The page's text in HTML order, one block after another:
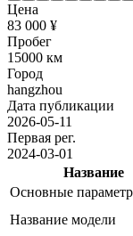
Цена
83 000 ¥
Пробег
15000 км
Город
hangzhou
Дата публикации
2026-05-11
Первая рег.
2024-03-01
Название
Основные
Название модели